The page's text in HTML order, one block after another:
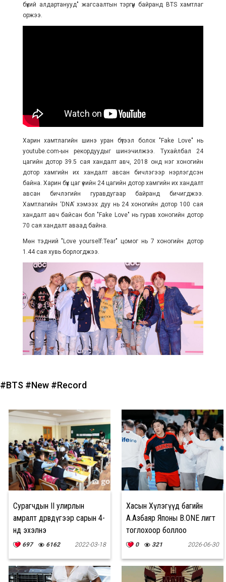
бүхий алдартанууд" жагсаалтын тэргүүн байранд BTS хамтлаг
оржээ.
Харин хамтлагийн шинэ уран бүтээл болох "Fake Love" нь
youtube.com-ын рекордуудыг шинэчилжээ. Тухайлбал 24
цагийн дотор 39.5 сая хандалт авч, 2018 онд нэг хоногийн
дотор хамгийн их хандалт авсан бичлэгээр нэрлэгдсэн
байна. Харин бүх цаг үеийн 24 цагийн дотор хамгийн их хандалт
авсан бичлэгийн гуравдугаар байранд бичигджээ.
Хамтлагийн ‘DNA’ хэмээх дуу нь 24 хоногийн дотор 100 сая
хандалт авч байсан бол "Fake Love" нь гурав хоногийн дотор
70 сая хандалт аваад байна.
Мөн тэдний "Love yourself:Tear" цомог нь 7 хоногийн дотор
1.44 сая хувь борлогджээ.
#BTS #New #Record
Сурагчдын II улирлын
амралт дөрөвдүгээр сарын 4-
нд эхэлнэ
697 6162 2022-03-18
Хасын Хүлэгүүд багийн
А.Азбаяр Японы B.ONE лигт
тоглохоор боллоо
0 321 2026-06-30